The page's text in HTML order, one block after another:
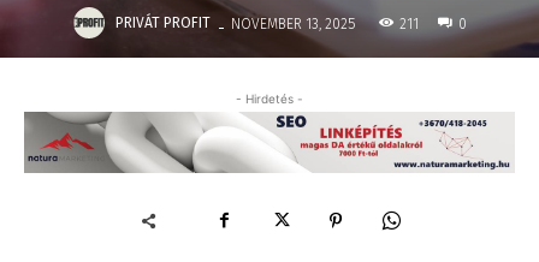
PRIVÁT PROFIT - NOVEMBER 13, 2025 211 0
- Hirdetés -